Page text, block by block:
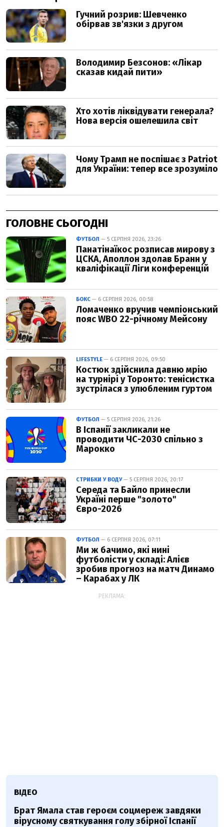
ГОЛОВНЕ СЬОГОДНІ
ФУТБОЛ — 5 СЕРПНЯ 2026, 23:26
Панатінаїкос розписав мирову з
ЦСКА, Аполлон здолав Бранн у
кваліфікації Ліги конференцій
БОКС — 6 СЕРПНЯ 2026, 00:58
Ломаченко вручив чемпіонський
пояс WBO 22-річному Мейсону
LIFESTYLE — 6 СЕРПНЯ 2026, 09:50
Костюк здійснила давню мрію
на турнірі у Торонто: тенісистка
зустрілася з улюбленим гуртом
ФУТБОЛ — 5 СЕРПНЯ 2026, 21:26
В Іспанії закликали не
проводити ЧС-2030 спільно з
Марокко
СТРИБКИ У ВОДУ— 5 СЕРПНЯ 2026, 20:17
Середа та Байло принесли
Україні перше "золото"
Євро-2026
ФУТБОЛ — 6 СЕРПНЯ 2026, 07:11
Ми ж бачимо, які нині
футболісти у складі: Алієв
зробив прогноз на матч Динамо
– Карабах у ЛК
РЕКЛАМА:
ВІДЕО
Брат Ямала став героєм соцмереж завдяки
вірусному святкування голу збірної Іспанії